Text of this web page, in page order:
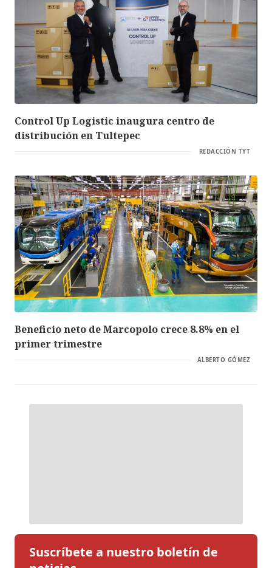
Control Up Logistic inaugura centro de
distribución en Tultepec
REDACCIÓN TYT
Beneficio neto de Marcopolo crece 8.8% en el
primer trimestre
ALBERTO GÓMEZ
Suscríbete a nuestro boletín de